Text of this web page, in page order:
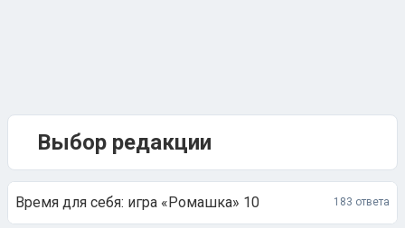
Выбор редакции
Время для себя: игра «Ромашка» 10 183 ответа